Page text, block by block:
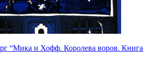
“Мика и Хофф. Королева воров. Книга